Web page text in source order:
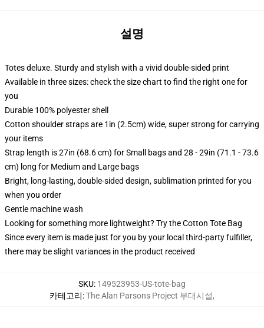
설명
Totes deluxe. Sturdy and stylish with a vivid double-sided print
Available in three sizes: check the size chart to find the right one for
you
Durable 100% polyester shell
Cotton shoulder straps are 1in (2.5cm) wide, super strong for carrying
your items
Strap length is 27in (68.6 cm) for Small bags and 28 - 29in (71.1 - 73.6
cm) long for Medium and Large bags
Bright, long-lasting, double-sided design, sublimation printed for you
when you order
Gentle machine wash
Looking for something more lightweight? Try the Cotton Tote Bag
Since every item is made just for you by your local third-party fulfiller,
there may be slight variances in the product received
SKU: 149523953-US-tote-bag
카테고리:The Alan Parsons Project 부대시설,